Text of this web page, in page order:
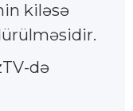
kiləsə
də